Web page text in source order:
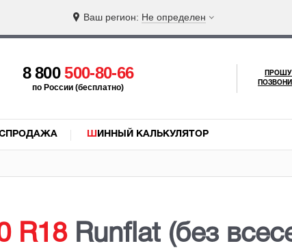
Ваш регион: Не определен
8 800500-80-66
по России (бесплатно)
ПРОШУ
ШИННЫЙ КАЛЬКУЛЯТОР
R18Runflat (без